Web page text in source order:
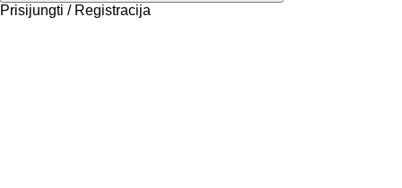
Prisijungti / Registracija